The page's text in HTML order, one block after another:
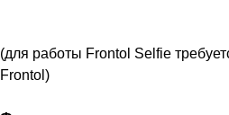
(для работы Frontol Selfie
Frontol)